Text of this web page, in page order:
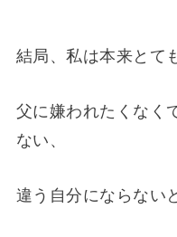
結局、私は本来とて
父に嫌われたくなく
ない、
違う自分にならない